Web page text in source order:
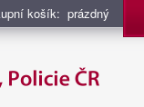
košík: prázdný
služba, BIS,